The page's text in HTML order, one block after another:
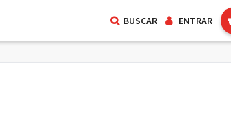
BUSCAR ENTRAR